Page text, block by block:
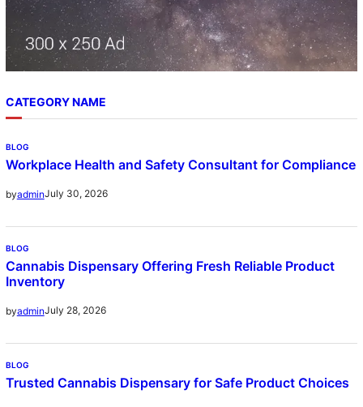
CATEGORY NAME
BLOG
Workplace Health and Safety Consultant for Compliance
byadminJuly 30, 2026
BLOG
Cannabis Dispensary Offering Fresh Reliable Product
Inventory
byadminJuly 28, 2026
BLOG
Trusted Cannabis Dispensary for Safe Product Choices